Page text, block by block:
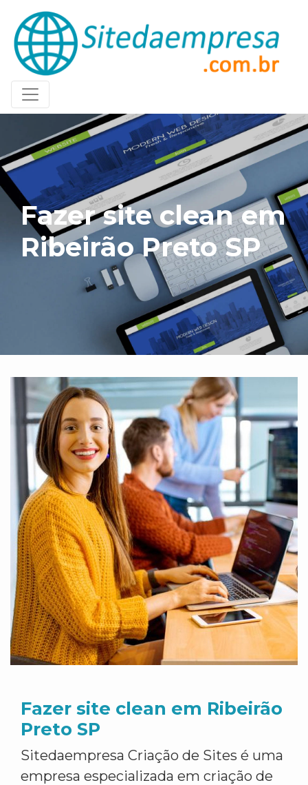
Fazer site clean em
Ribeirão Preto SP
Fazer site clean em Ribeirão
Preto SP
Sitedaempresa Criação de Sites é uma
empresa especializada em criação de